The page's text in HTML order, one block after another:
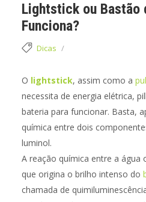
Lightstick ou Bastão
Funciona?
Dicas
O lightstick, assim como a
necessita de energia elétrica,
bateria para funcionar. Basta,
química entre dois
luminol.
A reação química entre a água
que origina o brilho intenso do
chamada de